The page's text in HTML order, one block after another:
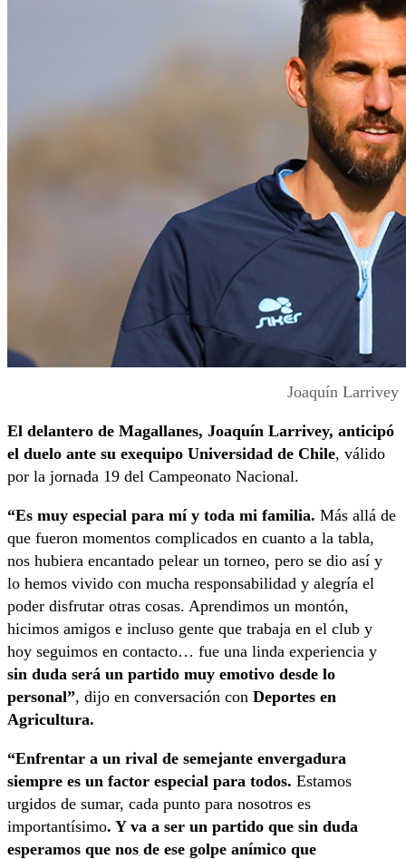
Joaquín Larrivey
El delantero de Magallanes, Joaquín Larrivey, anticipó
el duelo ante su exequipo Universidad de Chile, válido
por la jornada 19 del Campeonato Nacional.
“Es muy especial para mí y toda mi familia. Más allá de
que fueron momentos complicados en cuanto a la tabla,
nos hubiera encantado pelear un torneo, pero se dio así y
lo hemos vivido con mucha responsabilidad y alegría el
poder disfrutar otras cosas. Aprendimos un montón,
hicimos amigos e incluso gente que trabaja en el club y
hoy seguimos en contacto… fue una linda experiencia y
sin duda será un partido muy emotivo desde lo
personal”, dijo en conversación con Deportes en
Agricultura.
“Enfrentar a un rival de semejante envergadura
siempre es un factor especial para todos. Estamos
urgidos de sumar, cada punto para nosotros es
importantísimo. Y va a ser un partido que sin duda
esperamos que nos de ese golpe anímico que